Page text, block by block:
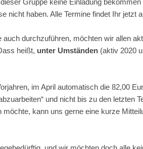
Gruppe keine Einladung
nicht haben. Alle Termine findet Ihr jetzt
durchzuführen, möchten wir allen
heißt, unter Umständen(aktiv 2020
im April automatisch die 82,00
und nicht bis zu den letzten
kann uns gerne eine kurze